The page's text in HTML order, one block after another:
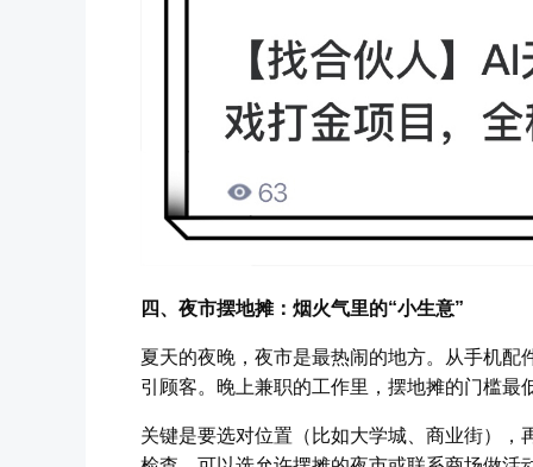
四、夜市摆地摊：烟火气里的“小生意”
夏天的夜晚，夜市是最热闹的地方。从手机
引顾客。晚上兼职的工作里，摆地摊的门槛最
关键是要选对位置（比如大学城、商业街）